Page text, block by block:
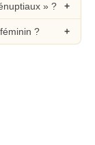
» ?
?